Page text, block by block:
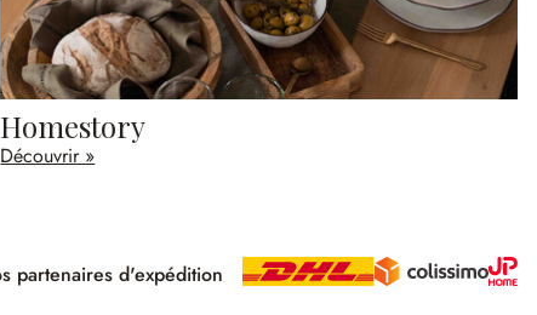
Homestory
Découvrir »
partenaires d'expédition